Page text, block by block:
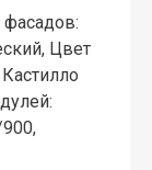
Цвет